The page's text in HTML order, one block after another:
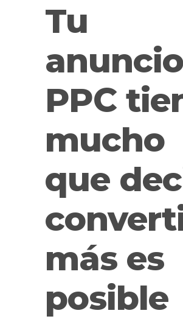
Tu
anuncio
PPC
mucho
que
más es
posible